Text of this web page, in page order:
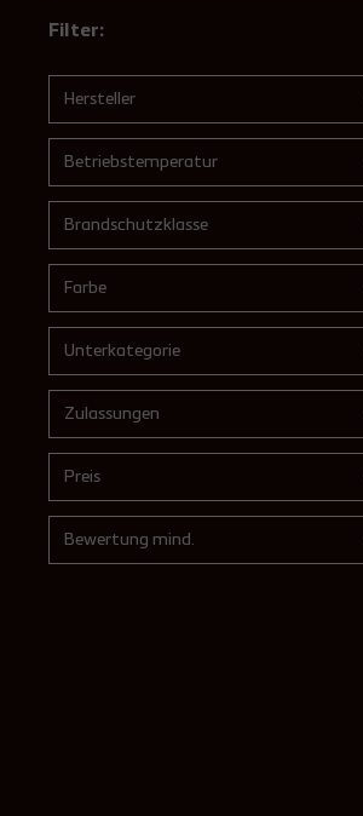
Filter:
Hersteller
Betriebstemperatur
Brandschutzklasse
Farbe
Unterkategorie
Zulassungen
Preis
Bewertung mind.